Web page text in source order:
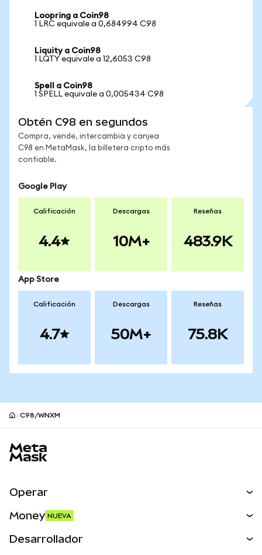
Loopring a Coin98
1 LRC equivale a 0,684994 C98
Liquity a Coin98
1 LQTY equivale a 12,6053 C98
Spell a Coin98
1 SPELL equivale a 0,005434 C98
Obtén C98 en segundos
Compra, vende, intercambia y canjea
C98 en MetaMask, la billetera cripto más
confiable.
Google Play
Calificación
4.4
Descargas
10M+
Reseñas
483.9K
App Store
Calificación
4.7
Descargas
50M+
Reseñas
75.8K
C98/WNXM
Operar
Money NUEVA
Desarrollador